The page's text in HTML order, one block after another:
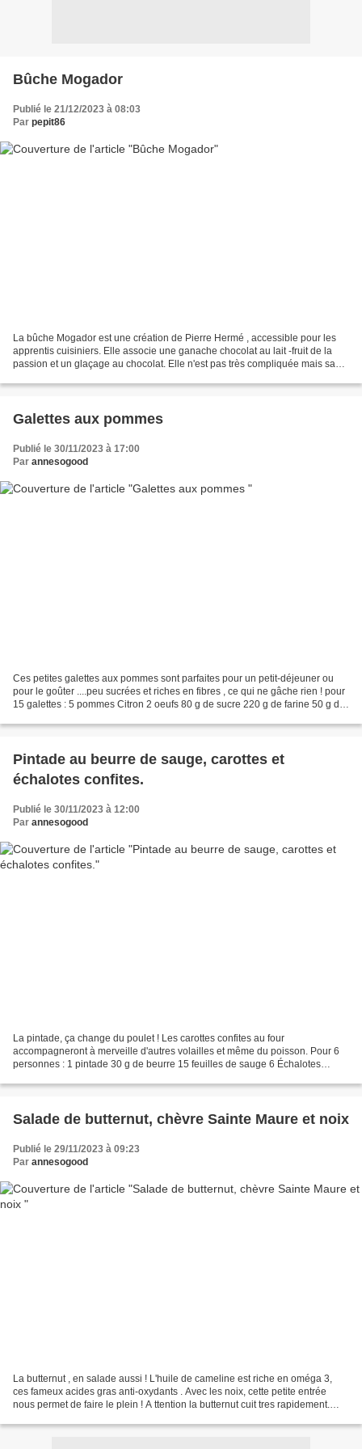
Bûche Mogador
Publié le 21/12/2023 à 08:03
Par pepit86
La bûche Mogador est une création de Pierre Hermé , accessible pour les
apprentis cuisiniers. Elle associe une ganache chocolat au lait -fruit de la
passion et un glaçage au chocolat. Elle n'est pas très compliquée mais sa
Galettes aux pommes
Publié le 30/11/2023 à 17:00
Par annesogood
Ces petites galettes aux pommes sont parfaites pour un petit-déjeuner ou
pour le goûter ....peu sucrées et riches en fibres , ce qui ne gâche rien ! pour
15 galettes : 5 pommes Citron 2 oeufs 80 g de sucre 220 g de farine 50 g de
Pintade au beurre de sauge, carottes et
échalotes confites.
Publié le 30/11/2023 à 12:00
Par annesogood
La pintade, ça change du poulet ! Les carottes confites au four
accompagneront à merveille d'autres volailles et même du poisson. Pour 6
personnes : 1 pintade 30 g de beurre 15 feuilles de sauge 6 Échalotes
Salade de butternut, chèvre Sainte Maure et noix
Publié le 29/11/2023 à 09:23
Par annesogood
La butternut , en salade aussi ! L'huile de cameline est riche en oméga 3,
ces fameux acides gras anti-oxydants . Avec les noix, cette petite entrée
nous permet de faire le plein ! A ttention la butternut cuit tres rapidement.